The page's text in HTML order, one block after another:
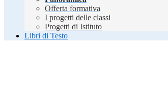
Offerta formativa
I progetti delle classi
Progetti di Istituto
Libri di Testo